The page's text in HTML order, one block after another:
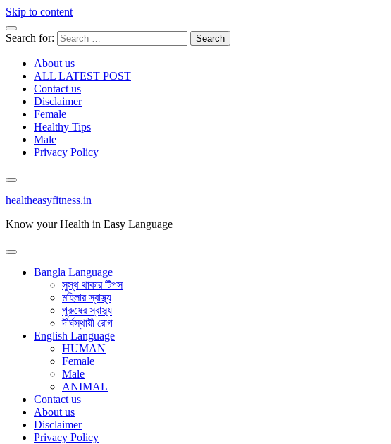
Skip to content
Search for:
About us
ALL LATEST POST
Contact us
Disclaimer
Female
Healthy Tips
Male
Privacy Policy
healtheasyfitness.in
Know your Health in Easy Language
Bangla Language
সুস্থ থাকার টিপস
মহিলার স্বাস্থ্য
পুরুষের স্বাস্থ্য
দীর্ঘস্থায়ী রোগ
English Language
HUMAN
Female
Male
ANIMAL
Contact us
About us
Disclaimer
Privacy Policy